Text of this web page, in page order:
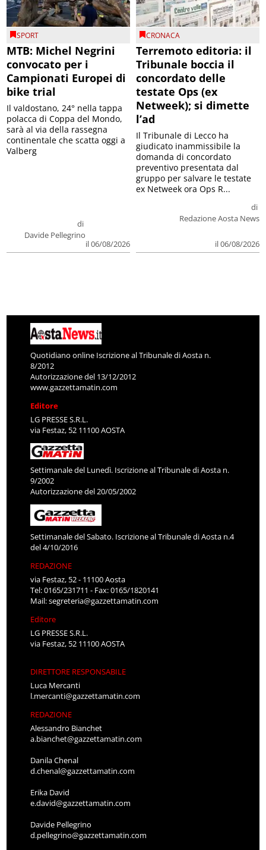
SPORT
MTB: Michel Negrini
convocato per i
Campionati Europei di
bike trial
di
Davide Pellegrino
il 06/08/2026
Il valdostano, 24° nella tappa
polacca di Coppa del Mondo,
sarà al via della rassegna
continentale che scatta oggi a
Valberg
CRONACA
Terremoto editoria: il
Tribunale boccia il
concordato delle
testate Ops (ex
Netweek); si dimette
l’ad
di
Redazione Aosta News
il 06/08/2026
Il Tribunale di Lecco ha
giudicato inammissibile la
domanda di concordato
preventivo presentata dal
gruppo per salvare le testate
ex Netweek ora Ops R...
Quotidiano online Iscrizione al Tribunale di Aosta n.
8/2012
Autorizzazione del 13/12/2012
www.gazzettamatin.com
Editore
LG PRESSE S.R.L.
via Festaz, 52 11100 AOSTA
Settimanale del Lunedì. Iscrizione al Tribunale di Aosta n.
9/2002
Autorizzazione del 20/05/2002
Settimanale del Sabato. Iscrizione al Tribunale di Aosta n.4
del 4/10/2016
REDAZIONE
via Festaz, 52 - 11100 Aosta
Tel: 0165/231711 - Fax: 0165/1820141
Mail:segreteria@gazzettamatin.com
Editore
LG PRESSE S.R.L.
via Festaz, 52 11100 AOSTA
DIRETTORE RESPONSABILE
Luca Mercanti
l.mercanti@gazzettamatin.com
REDAZIONE
Alessandro Bianchet
a.bianchet@gazzettamatin.com
Danila Chenal
d.chenal@gazzettamatin.com
Erika David
e.david@gazzettamatin.com
Davide Pellegrino
d.pellegrino@gazzettamatin.com